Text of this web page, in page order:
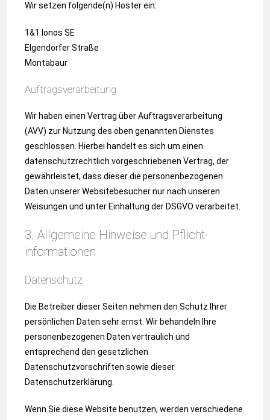
Wir setzen folgende(n) Hoster ein:
1&1 Ionos SE
Elgendorfer Straße
Montabaur
Auftragsverarbeitung
Wir haben einen Vertrag über Auftragsverarbeitung
(AVV) zur Nutzung des oben genannten Dienstes
geschlossen. Hierbei handelt es sich um einen
datenschutzrechtlich vorgeschriebenen Vertrag, der
gewährleistet, dass dieser die personenbezogenen
Daten unserer Websitebesucher nur nach unseren
Weisungen und unter Einhaltung der DSGVO verarbeitet.
3. Allgemeine Hinweise und Pflicht­
informationen
Datenschutz
Die Betreiber dieser Seiten nehmen den Schutz Ihrer
persönlichen Daten sehr ernst. Wir behandeln Ihre
personenbezogenen Daten vertraulich und
entsprechend den gesetzlichen
Datenschutzvorschriften sowie dieser
Datenschutzerklärung.
Wenn Sie diese Website benutzen, werden verschiedene